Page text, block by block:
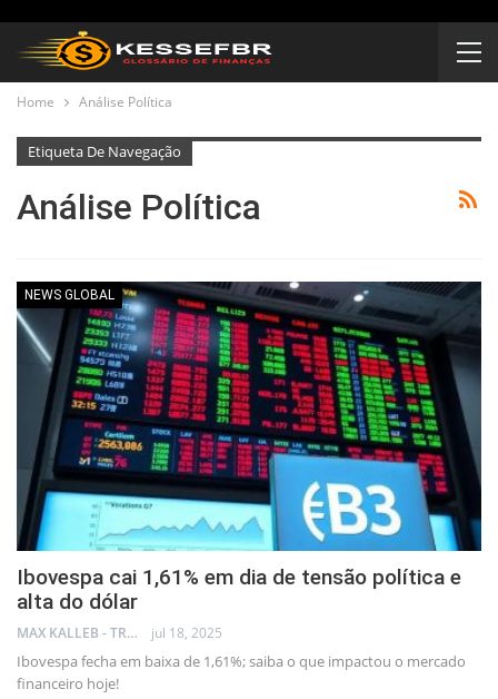
Home Análise Política
Etiqueta De Navegação
Análise Política
NEWS GLOBAL
Ibovespa cai 1,61% em dia de tensão política e
alta do dólar
MAX KALLEB - TRADER jul 18, 2025
Ibovespa fecha em baixa de 1,61%; saiba o que impactou o mercado
financeiro hoje!